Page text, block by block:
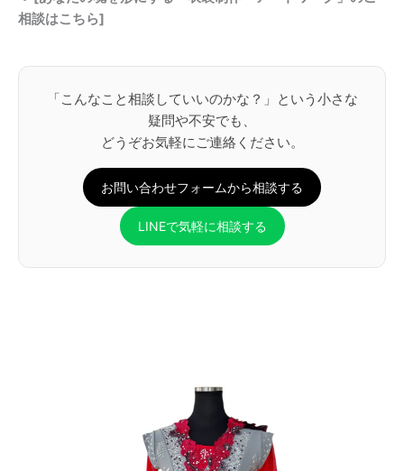
相談はこちら]
「こんなこと相談していいのかな？」という小さな
疑問や不安でも、
どうぞお気軽にご連絡ください。
お問い合わせフォームから相談する
LINEで気軽に相談する